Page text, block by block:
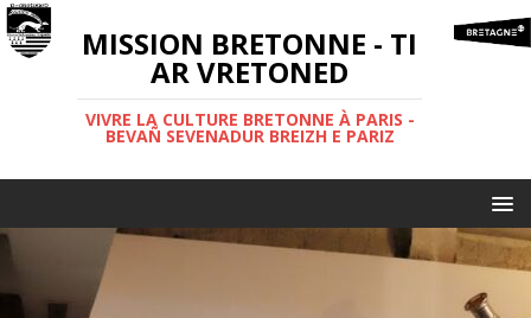
MISSION BRETONNE - TI
AR VRETONED
VIVRE LA CULTURE BRETONNE À PARIS -
BEVAÑ SEVENADUR BREIZH E PARIZ